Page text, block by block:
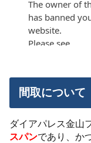
間取について
ダイアパレス金山
スパンであり、か